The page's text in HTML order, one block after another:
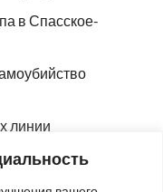
в Спасское-
линии
народ, нашу